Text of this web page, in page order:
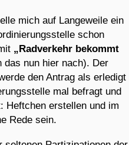
mich auf Langeweile ein
schon
„Radverkehr bekommt
nun hier nach). Der
den Antrag als erledigt
mal befragt und
Heftchen erstellen und im
Rede sein.